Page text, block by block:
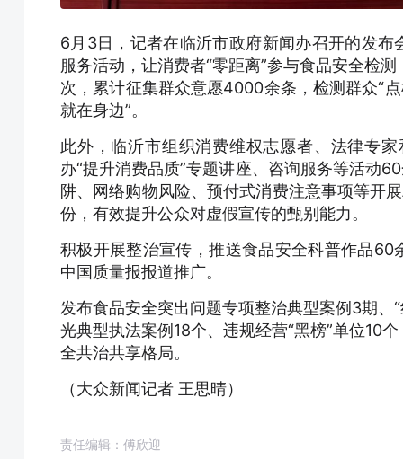
6月3日，记者在临沂市政府新闻办召开的发布
服务活动，让消费者“零距离”参与食品安全检
次，累计征集群众意愿4000余条，检测群众“
就在身边”。
此外，临沂市组织消费维权志愿者、法律专
办“提升消费品质”专题讲座、咨询服务等活动
阱、网络购物风险、预付式消费注意事项等开
份，有效提升公众对虚假宣传的甄别能力。
积极开展整治宣传，推送食品安全科普作品60
中国质量报报道推广。
发布食品安全突出问题专项整治典型案例3期、
光典型执法案例18个、违规经营“黑榜”单位10
全共治共享格局。
（大众新闻记者 王思晴）
责任编辑：傅欣迎